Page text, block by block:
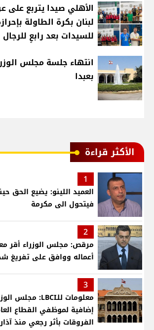
الأهلي صيدا يتربع
لبنان بكرة الطاولة
للسيدات بعد رابعٍ للرجال
انتهاء جلسة مجلس
بعبدا
الأكثر قراءة
1
العميد اللينو: يضيع الحق
فيتحول الى مكرمة
2
مرقص: مجلس الوزراء أقر
أعماله ووافق على تفريغ
3
إضافية لموظفي القطاع
الفروقات بأثر رجعي منذ آذار